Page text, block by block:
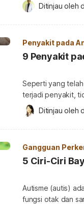
Ketahui lebih
Apa itu
Ditinjau oleh
Penyakit pada
9 Penyakit
Seperti yang
terjadi penyakit,
kekebalan tubuh
sehingga rentan
rentan dialami
Ditinjau oleh
Gangguan
5 Ciri-Ciri
Autisme (autis)
fungsi otak dan